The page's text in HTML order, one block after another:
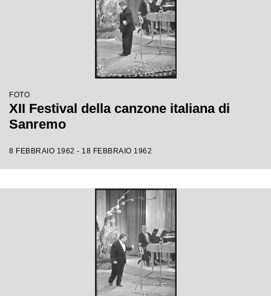
FOTO
XII Festival della canzone italiana di
Sanremo
8 FEBBRAIO 1962 - 18 FEBBRAIO 1962